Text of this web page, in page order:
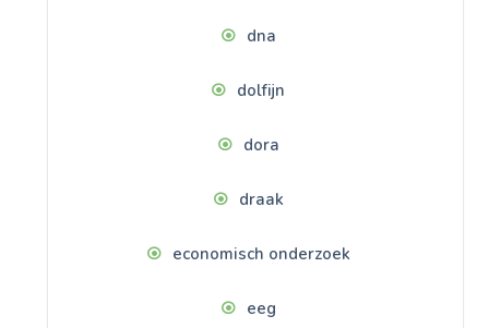
dna
dolfijn
dora
draak
economisch onderzoek
eeg